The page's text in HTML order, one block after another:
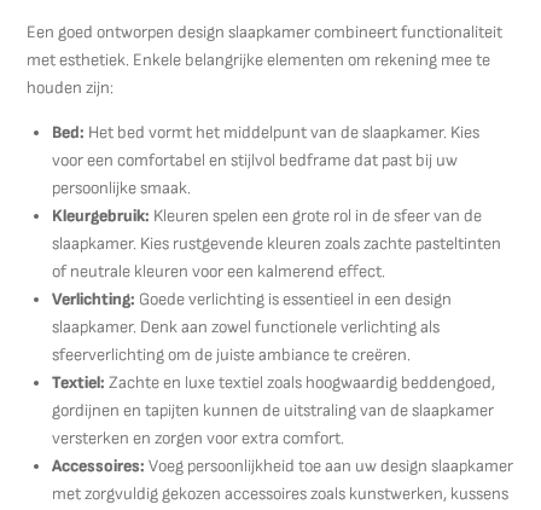
Een goed ontworpen design slaapkamer combineert functionaliteit
met esthetiek. Enkele belangrijke elementen om rekening mee te
houden zijn:
Bed: Het bed vormt het middelpunt van de slaapkamer. Kies
voor een comfortabel en stijlvol bedframe dat past bij uw
persoonlijke smaak.
Kleurgebruik: Kleuren spelen een grote rol in de sfeer van de
slaapkamer. Kies rustgevende kleuren zoals zachte pasteltinten
of neutrale kleuren voor een kalmerend effect.
Verlichting: Goede verlichting is essentieel in een design
slaapkamer. Denk aan zowel functionele verlichting als
sfeerverlichting om de juiste ambiance te creëren.
Textiel: Zachte en luxe textiel zoals hoogwaardig beddengoed,
gordijnen en tapijten kunnen de uitstraling van de slaapkamer
versterken en zorgen voor extra comfort.
Accessoires: Voeg persoonlijkheid toe aan uw design slaapkamer
met zorgvuldig gekozen accessoires zoals kunstwerken, kussens